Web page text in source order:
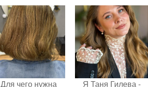
Для чего нужна
Я Таня Гилева -